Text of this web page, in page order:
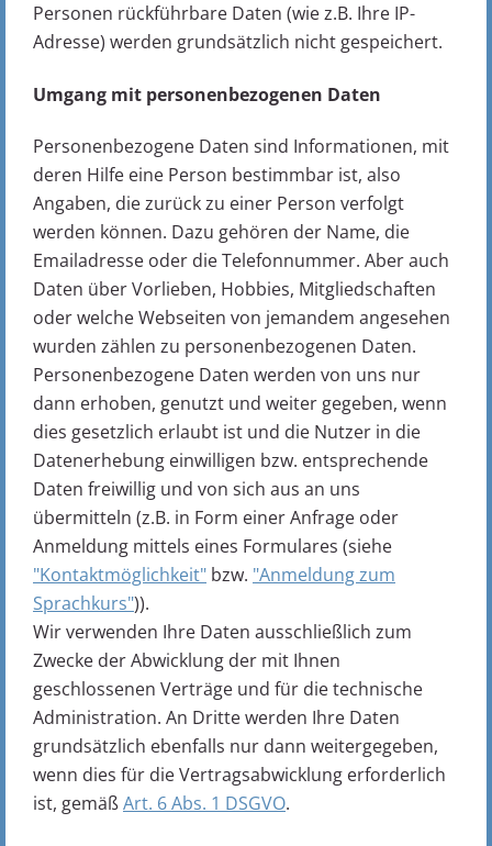
Personen rückführbare Daten (wie z.B. Ihre IP-
Adresse) werden grundsätzlich nicht gespeichert.
Umgang mit personenbezogenen Daten
Personenbezogene Daten sind Informationen, mit
deren Hilfe eine Person bestimmbar ist, also
Angaben, die zurück zu einer Person verfolgt
werden können. Dazu gehören der Name, die
Emailadresse oder die Telefonnummer. Aber auch
Daten über Vorlieben, Hobbies, Mitgliedschaften
oder welche Webseiten von jemandem angesehen
wurden zählen zu personenbezogenen Daten.
Personenbezogene Daten werden von uns nur
dann erhoben, genutzt und weiter gegeben, wenn
dies gesetzlich erlaubt ist und die Nutzer in die
Datenerhebung einwilligen bzw. entsprechende
Daten freiwillig und von sich aus an uns
übermitteln (z.B. in Form einer Anfrage oder
Anmeldung mittels eines Formulares (siehe
"Kontaktmöglichkeit" bzw. "Anmeldung zum
Sprachkurs")).
Wir verwenden Ihre Daten ausschließlich zum
Zwecke der Abwicklung der mit Ihnen
geschlossenen Verträge und für die technische
Administration. An Dritte werden Ihre Daten
grundsätzlich ebenfalls nur dann weitergegeben,
wenn dies für die Vertragsabwicklung erforderlich
ist, gemäßArt. 6 Abs. 1 DSGVO.